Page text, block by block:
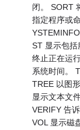
闭。 SORT
指定程序或
ST 显示包括
终止正在运
系统时间。
TREE 以图
显示文本文
VERIFY 告
VOL 显示磁